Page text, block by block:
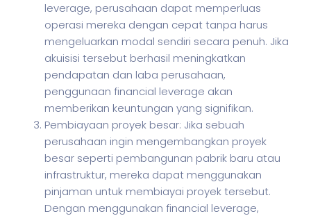
leverage, perusahaan dapat memperluas
operasi mereka dengan cepat tanpa harus
mengeluarkan modal sendiri secara penuh. Jika
akuisisi tersebut berhasil meningkatkan
pendapatan dan laba perusahaan,
penggunaan financial leverage akan
memberikan keuntungan yang signifikan.
Pembiayaan proyek besar: Jika sebuah
perusahaan ingin mengembangkan proyek
besar seperti pembangunan pabrik baru atau
infrastruktur, mereka dapat menggunakan
pinjaman untuk membiayai proyek tersebut.
Dengan menggunakan financial leverage,